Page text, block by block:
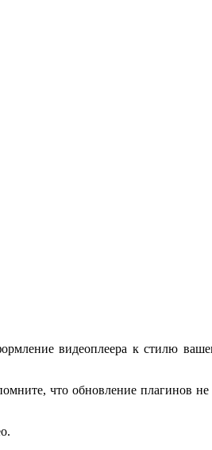
видеоплеера к стилю
что обновление плагинов